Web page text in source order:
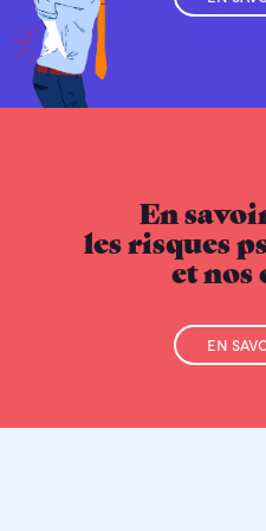
EN SAVOIR PLUS
En
les risques
et nos
EN